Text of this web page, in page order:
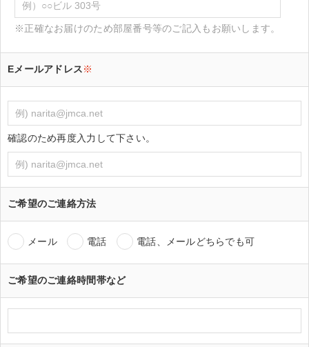
※正確なお届けのため部屋番号等のご記入もお願いします。
Eメールアドレス※
確認のため再度入力して下さい。
ご希望のご連絡方法
メール 電話 電話、メールどちらでも可
ご希望のご連絡時間帯など